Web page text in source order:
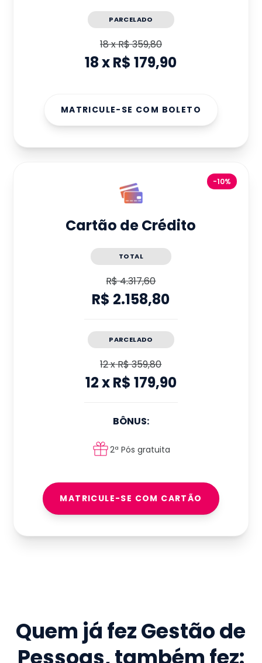
PARCELADO
18xR$ 359,80
18xR$ 179,90
MATRICULE-SE COM BOLETO
-10%
Cartão de Crédito
TOTAL
R$ 4.317,60
R$ 2.158,80
PARCELADO
12xR$ 359,80
12xR$ 179,90
BÔNUS:
2ª Pós gratuita
MATRICULE-SE COM CARTÃO
Quem já fezGestão de